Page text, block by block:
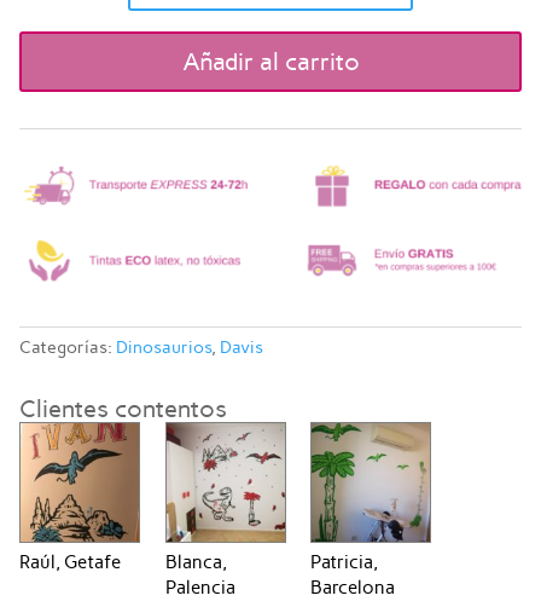
Añadir al carrito
Categorías: Dinosaurios, Davis
Clientes contentos
Raúl, Getafe
Blanca,
Palencia
Patricia,
Barcelona